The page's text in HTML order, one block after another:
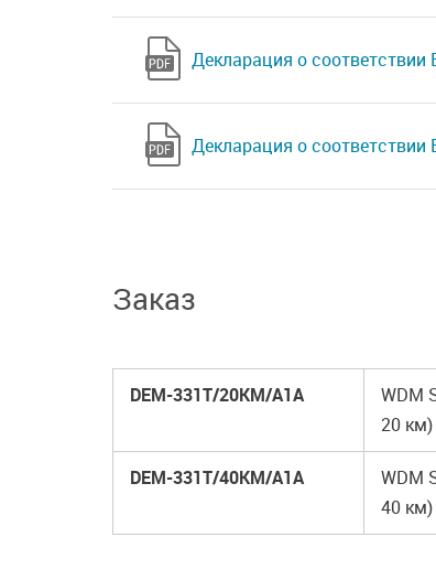
Декларация о
Декларация о соответствии
Заказ
DEM-331T/20KM/A1A
WDM
20 км)
DEM-331T/40KM/A1A
WDM
40 км)